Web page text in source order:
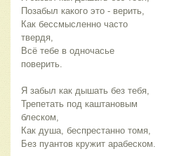
Позабыл какого это - верить,
Как бессмысленно часто
твердя,
Всё тебе в одночасье
поверить.
Я забыл как дышать без тебя,
Трепетать под каштановым
блеском,
Как душа, беспрестанно томя,
Без пуантов кружит арабеском.